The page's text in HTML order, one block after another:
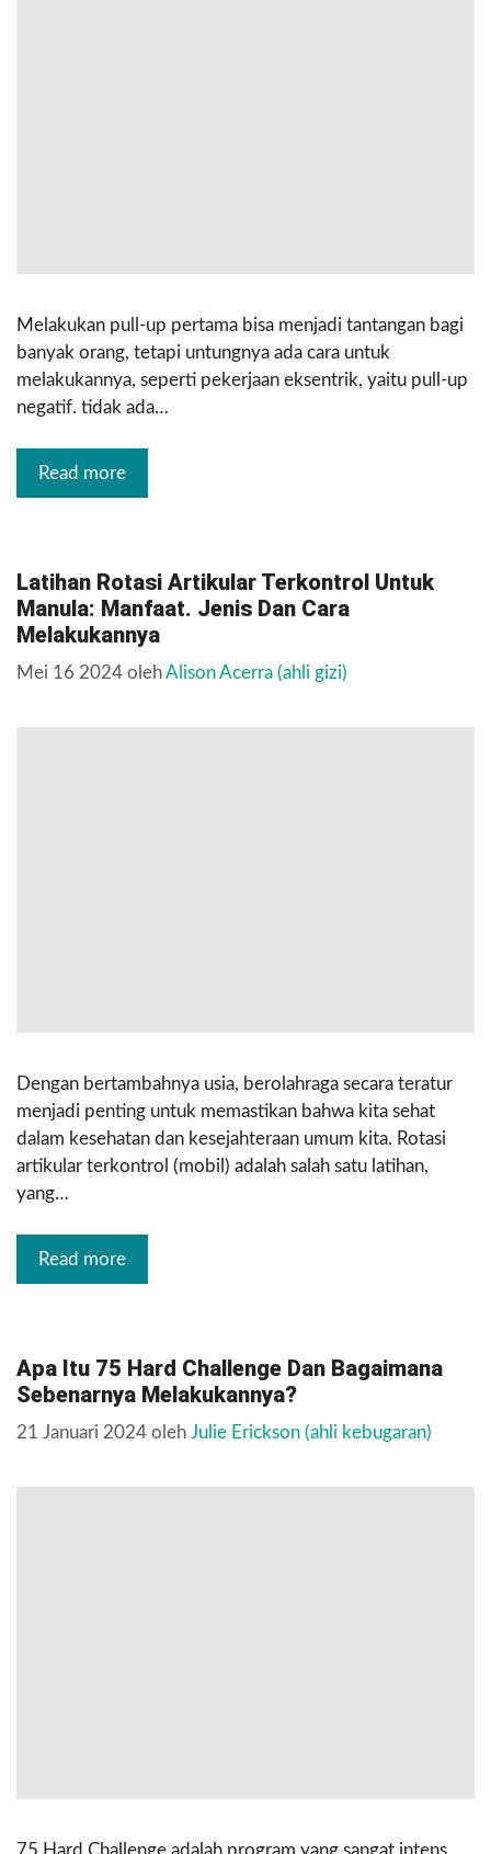
Melakukan pull-up pertama bisa menjadi tantangan bagi
banyak orang, tetapi untungnya ada cara untuk
melakukannya, seperti pekerjaan eksentrik, yaitu pull-up
negatif. tidak ada…
Read more
Latihan Rotasi Artikular Terkontrol Untuk
Manula: Manfaat. Jenis Dan Cara
Melakukannya
Mei 16 2024 olehAlison Acerra (ahli gizi)
Dengan bertambahnya usia, berolahraga secara teratur
menjadi penting untuk memastikan bahwa kita sehat
dalam kesehatan dan kesejahteraan umum kita. Rotasi
artikular terkontrol (mobil) adalah salah satu latihan,
yang…
Read more
Apa Itu 75 Hard Challenge Dan Bagaimana
Sebenarnya Melakukannya?
21 Januari 2024 oleh Julie Erickson (ahli kebugaran)
75 Hard Challenge adalah program yang sangat intens